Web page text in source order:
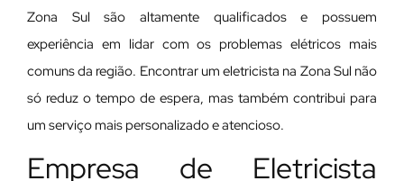
Zona Sul são altamente qualificados e possuem
experiência em lidar com os problemas elétricos mais
comuns da região. Encontrar um eletricista na Zona Sul não
só reduz o tempo de espera, mas também contribui para
um serviço mais personalizado e atencioso.
Empresa de Eletricista